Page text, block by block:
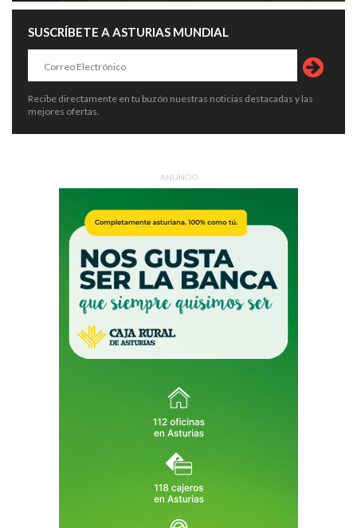
SUSCRÍBETE A ASTURIAS MUNDIAL
Recibe directamente en tu buzón nuestras noticias destacadas y las
mejores ofertas.
ANUNCIO